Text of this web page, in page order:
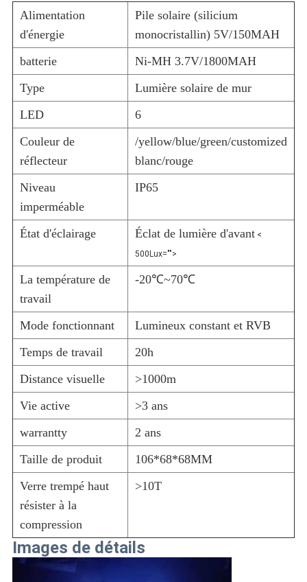
Alimentation
d'énergie
Pile solaire (silicium
monocristallin) 5V/150MAH
batterie
Ni-MH 3.7V/1800MAH
Type
Lumière solaire de mur
LED
6
Couleur de
réflecteur
/yellow/blue/green/customized
blanc/rouge
Niveau
imperméable
IP65
État d'éclairage Éclat de lumière d'avant<
500Lux="">
La température de
travail
-20℃~70℃
Mode fonctionnant
Lumineux constant et RVB
Temps de travail
20h
Distance visuelle
>1000m
Vie active
>3 ans
warrantty
2 ans
Taille de produit
106*68*68MM
Verre trempé haut
résister à la
compression
>10T
Images de détails